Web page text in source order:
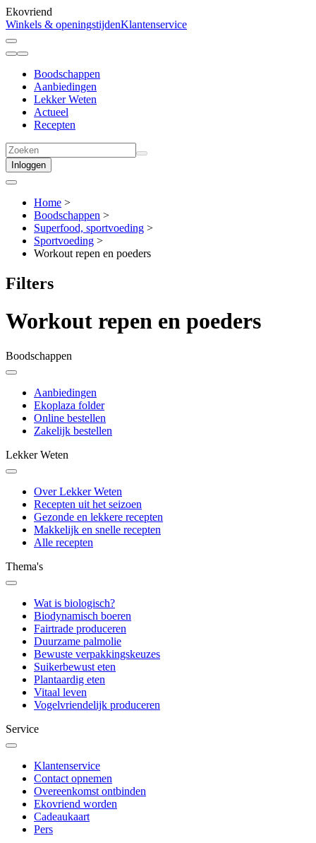
Ekovriend
Winkels & openingstijdenKlantenservice
Boodschappen
Aanbiedingen
Lekker Weten
Actueel
Recepten
Inloggen
Home >
Boodschappen >
Superfood, sportvoeding >
Sportvoeding >
Workout repen en poeders
Filters
Workout repen en poeders
Boodschappen
Aanbiedingen
Ekoplaza folder
Online bestellen
Zakelijk bestellen
Lekker Weten
Over Lekker Weten
Recepten uit het seizoen
Gezonde en lekkere recepten
Makkelijk en snelle recepten
Alle recepten
Thema's
Wat is biologisch?
Biodynamisch boeren
Fairtrade produceren
Duurzame palmolie
Bewuste verpakkingskeuzes
Suikerbewust eten
Plantaardig eten
Vitaal leven
Vogelvriendelijk produceren
Service
Klantenservice
Contact opnemen
Overeenkomst ontbinden
Ekovriend worden
Cadeaukaart
Pers